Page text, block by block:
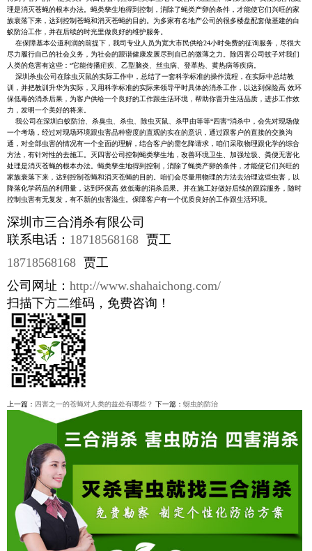
理是消灭苍蝇的根本办法。蝇类孳生地得到控制，消除了蝇类产卵的条件，才能使它们兴旺的家
族衰落下来，达到控制苍蝇和消灭苍蝇的目的。为多家有名地产公司的很多楼盘配套做基建的白
蚁防治工作，并在后续的时光里做良好的维护服务。
在保障基本公道利润的前提下，我司专业人员为宽大市民供给24小时免费的征询服务，尽很大
尽力履行自己的社会义务，为社会的跟谐健康发展尽到自己的微薄之力。除四害公司蚊子对我们
人类的危害有这些：“它能传播疟疾、乙型脑炎、丝虫病、登革热、黄热病等疾病。
深圳杀虫公司在除虫灭鼠的实际工作中，总结了一套科学标准的操作流程，在实际中总结教
训，并把教训升华为实际，又用科学标准的实际来领导平时具体的消杀工作，以达到保险高 效环
保低毒的消杀后果，为客户供给一个良好的工作跟生活环境，帮助你晋升生活品质，进步工作效
力，发明一个美好的将来。
我公司在深圳白蚁防治、杀臭虫、杀虫、除虫灭鼠、杀甲由等等“四害"消杀中，会先对现场做
一个考场，经过对现场环境跟虫害品种密度的直观的实在的意识，通过跟客户的直接的交换沟
通，对全部虫害的情况有一个全面的理解，结合客户的需乞降请求，咱们采取物理跟化学的综合
方法，有针对性的去施工。灭四害公司控制蝇类孳生地，改善环境卫生、加强垃圾、粪便无害化
处理是消灭苍蝇的根本办法。蝇类孳生地得到控制，消除了蝇类产卵的条件，才能使它们兴旺的
家族衰落下来，达到控制苍蝇和消灭苍蝇的目的。咱们会尽量用物理的方法去治理这些虫害，以
降落化学药品的利用量，达到环保高 效低毒的消杀后果。并在施工好做好后续的跟踪服务，随时
控制虫害有无复发，有不新的虫害滋生。保障客户有一个优质良好的工作跟生活环境。
深圳市三合消杀有限公司
联系电话： 18718568168 贾工
18718568168 贾工
公司网址： http://www.shahaichong.com/
扫描下方二维码，免费咨询！
上一篇： 四害之一的苍蝇对人类的益处有哪些？ 下一篇： 蚜虫的防治